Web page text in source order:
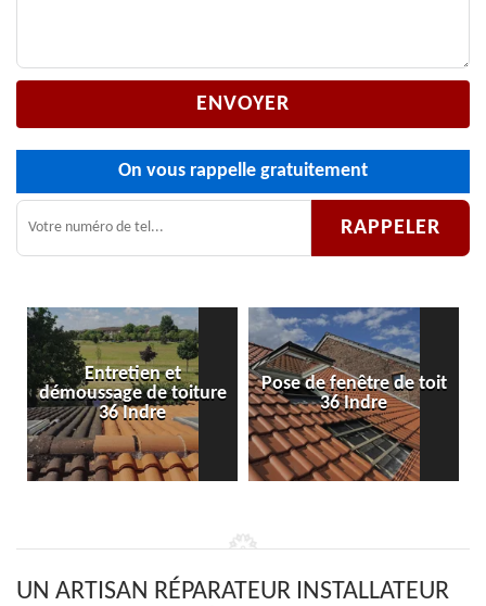
On vous rappelle gratuitement
Entretien et
démoussage de toiture
36 Indre
Pose de fenêtre de toit
36 Indre
UN ARTISAN RÉPARATEUR INSTALLATEUR